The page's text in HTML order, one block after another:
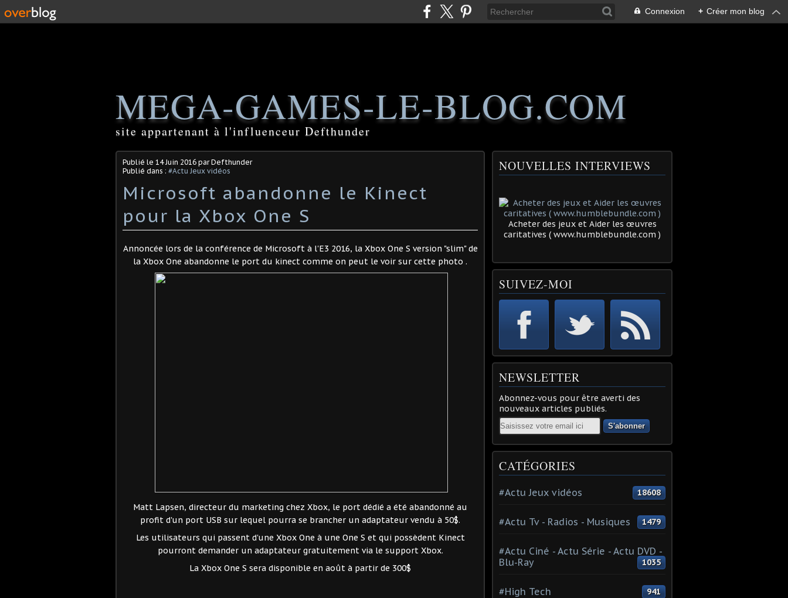
Connexion + Créer mon blog
MEGA-GAMES-LE-BLOG.COM
site appartenant à l'influenceur Defthunder
Publié le 14 Juin 2016 par Defthunder
Publié dans : #Actu Jeux vidéos
Microsoft abandonne le Kinect
pour la Xbox One S
Annoncée lors de la conférence de Microsoft à l'E3 2016, la Xbox One S version "slim" de
la Xbox One abandonne le port du kinect comme on peut le voir sur cette photo .
Matt Lapsen, directeur du marketing chez Xbox, le port dédié a été abandonné au
profit d'un port USB sur lequel pourra se brancher un adaptateur vendu à 50$.
Les utilisateurs qui passent d'une Xbox One à une One S et qui possèdent Kinect
pourront demander un adaptateur gratuitement via le support Xbox.
La Xbox One S sera disponible en août à partir de 300$
NOUVELLES INTERVIEWS
Acheter des jeux et Aider les œuvres
caritatives ( www.humblebundle.com )
SUIVEZ-MOI
NEWSLETTER
Abonnez-vous pour être averti des
nouveaux articles publiés.
Email
CATÉGORIES
#Actu Jeux vidéos 18608
#Actu Tv - Radios - Musiques 1479
#Actu Ciné - Actu Série - Actu DVD -
Blu-Ray
1035
#High Tech 941